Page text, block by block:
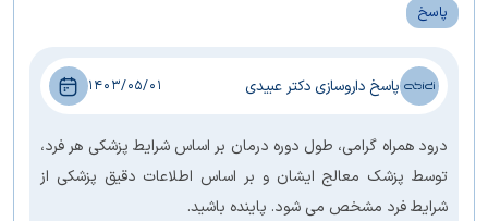
پاسخ
پاسخ داروسازی دکتر عبیدی 1403/05/01
درود همراه گرامی، طول دوره درمان بر اساس شرایط پزشکی هر فرد،
توسط پزشک معالج ایشان و بر اساس اطلاعات دقیق پزشکی از
شرایط فرد مشخص می شود. پاینده باشید.